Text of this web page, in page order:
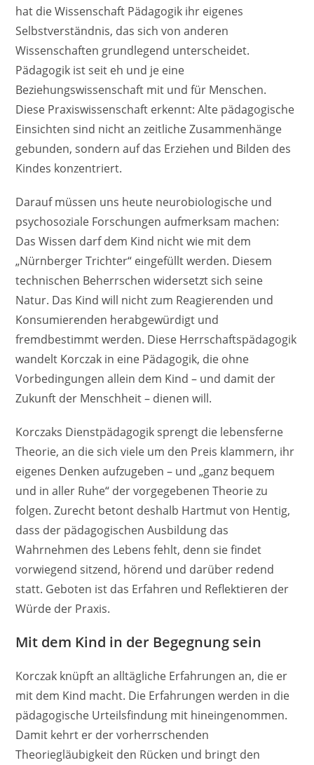
hat die Wissenschaft Pädagogik ihr eigenes
Selbstverständnis, das sich von anderen
Wissenschaften grundlegend unterscheidet.
Pädagogik ist seit eh und je eine
Beziehungswissenschaft mit und für Menschen.
Diese Praxiswissenschaft erkennt: Alte pädagogische
Einsichten sind nicht an zeitliche Zusammenhänge
gebunden, sondern auf das Erziehen und Bilden des
Kindes konzentriert.
Darauf müssen uns heute neurobiologische und
psychosoziale Forschungen aufmerksam machen:
Das Wissen darf dem Kind nicht wie mit dem
„Nürnberger Trichter“ eingefüllt werden. Diesem
technischen Beherrschen widersetzt sich seine
Natur. Das Kind will nicht zum Reagierenden und
Konsumierenden herabgewürdigt und
fremdbestimmt werden. Diese Herrschaftspädagogik
wandelt Korczak in eine Pädagogik, die ohne
Vorbedingungen allein dem Kind – und damit der
Zukunft der Menschheit – dienen will.
Korczaks Dienstpädagogik sprengt die lebensferne
Theorie, an die sich viele um den Preis klammern, ihr
eigenes Denken aufzugeben – und „ganz bequem
und in aller Ruhe“ der vorgegebenen Theorie zu
folgen. Zurecht betont deshalb Hartmut von Hentig,
dass der pädagogischen Ausbildung das
Wahrnehmen des Lebens fehlt, denn sie findet
vorwiegend sitzend, hörend und darüber redend
statt. Geboten ist das Erfahren und Reflektieren der
Würde der Praxis.
Mit dem Kind in der Begegnung sein
Korczak knüpft an alltägliche Erfahrungen an, die er
mit dem Kind macht. Die Erfahrungen werden in die
pädagogische Urteilsfindung mit hineingenommen.
Damit kehrt er der vorherrschenden
Theoriegläubigkeit den Rücken und bringt den